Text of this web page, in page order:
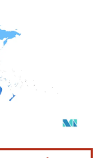
según CC BY 4.0.